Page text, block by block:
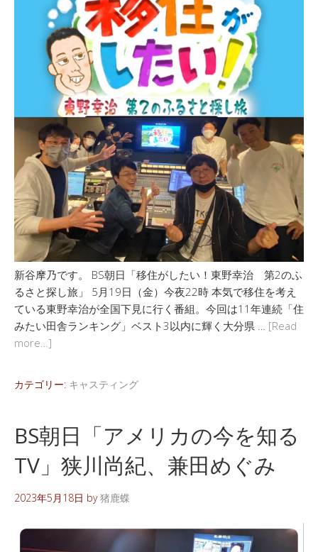
新谷摩乃です。 BS朝日「移住がしたい！東野幸治 第2のふ
るさと探し旅」 5月19日（金）今夜22時 本気で移住を考え
ている東野幸治が全国下見に行く番組。今回は11年連続「住
みたい田舎ランキング」ベスト3以内に輝く大分県 … [Read
more…]
カテゴリー: キャスティング
BS朝日「アメリカの今を知る
TV」狭川尚紀、兼田めぐみ
2023年5月18日 by猪鹿蝶